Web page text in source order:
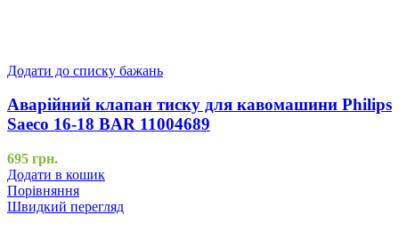
Додати до списку бажань
Аварійний клапан тиску для кавомашини Philips
Saeco 16-18 BAR 11004689
695 грн.
Додати в кошик
Порівняння
Швидкий перегляд